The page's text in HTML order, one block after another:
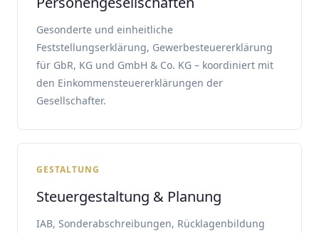
Gesonderte und einheitliche
Feststellungserklärung, Gewerbesteuererklärung
für GbR, KG und GmbH & Co. KG – koordiniert mit
den Einkommensteuererklärungen der
Gesellschafter.
GESTALTUNG
Steuergestaltung & Planung
IAB, Sonderabschreibungen, Rücklagenbildung